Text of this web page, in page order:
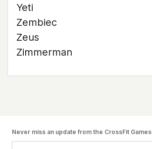
Yeti
Zembiec
Zeus
Zimmerman
Never miss an update from the CrossFit Games